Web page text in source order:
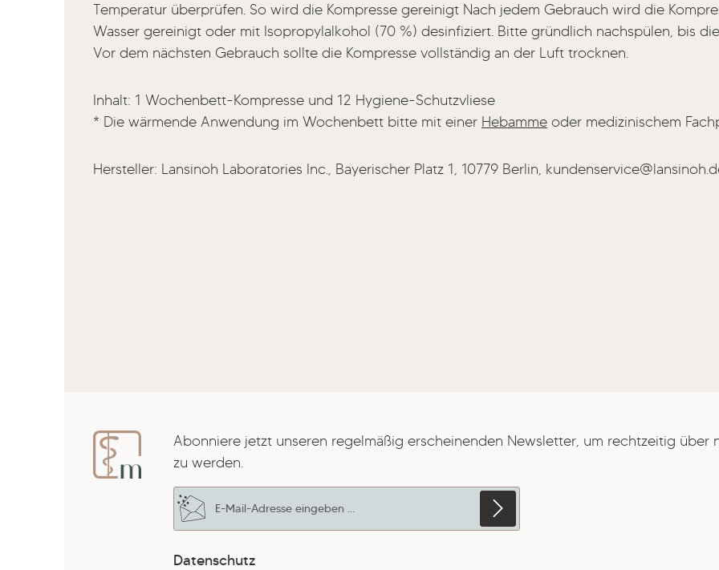
Temperatur überprüfen. So wird die Kompresse gereinigt Nach jedem Gebrauch wird die
Wasser gereinigt oder mit Isopropylalkohol (70 %) desinfiziert. Bitte gründlich nachspülen, bis
Vor dem nächsten Gebrauch sollte die Kompresse vollständig an der Luft trocknen.
Inhalt: 1 Wochenbett-Kompresse und 12 Hygiene-Schutzvliese
* Die wärmende Anwendung im Wochenbett bitte mit einer Hebamme oder medizinischem
Hersteller: Lansinoh Laboratories Inc., Bayerischer Platz 1, 10779 Berlin,
Abonniere jetzt unseren regelmäßig erscheinenden Newsletter, um rechtzeitig
zu werden.
E-Mail-Adresse*
Datenschutz